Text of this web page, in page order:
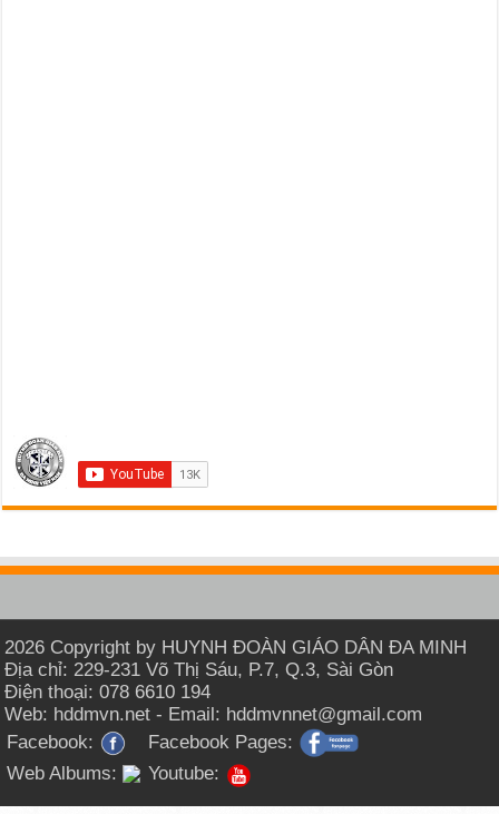
2026 Copyright by HUYNH ĐOÀN GIÁO DÂN ĐA MINH
Địa chỉ: 229-231 Võ Thị Sáu, P.7, Q.3, Sài Gòn
Điện thoại: 078 6610 194
Web: hddmvn.net - Email: hddmvnnet@gmail.com
Facebook:
Facebook Pages:
Web Albums:
Youtube: